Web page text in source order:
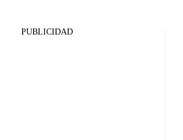
PUBLICIDAD